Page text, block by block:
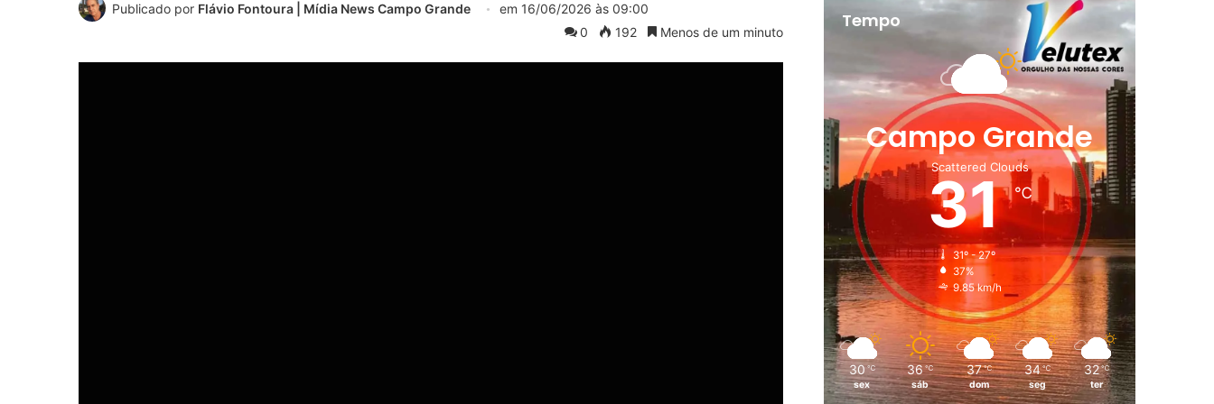
Publicado por Flávio Fontoura | Mídia News Campo Grande em 16/06/2026 às 09:00
0
192 Menos de um minuto
Tempo
Campo Grande
Scattered Clouds
31℃
31º - 27º
37%
9.85 km/h
30 ℃
sex
36 ℃
sáb
37 ℃
dom
34 ℃
seg
32 ℃
ter